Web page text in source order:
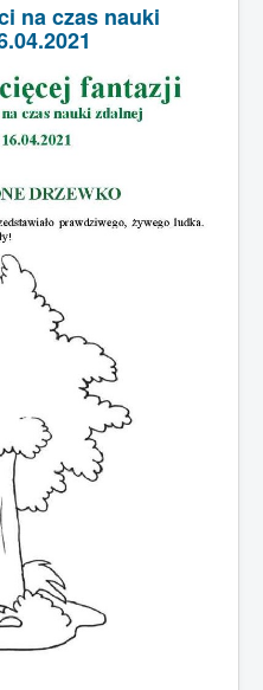
na czas nauki